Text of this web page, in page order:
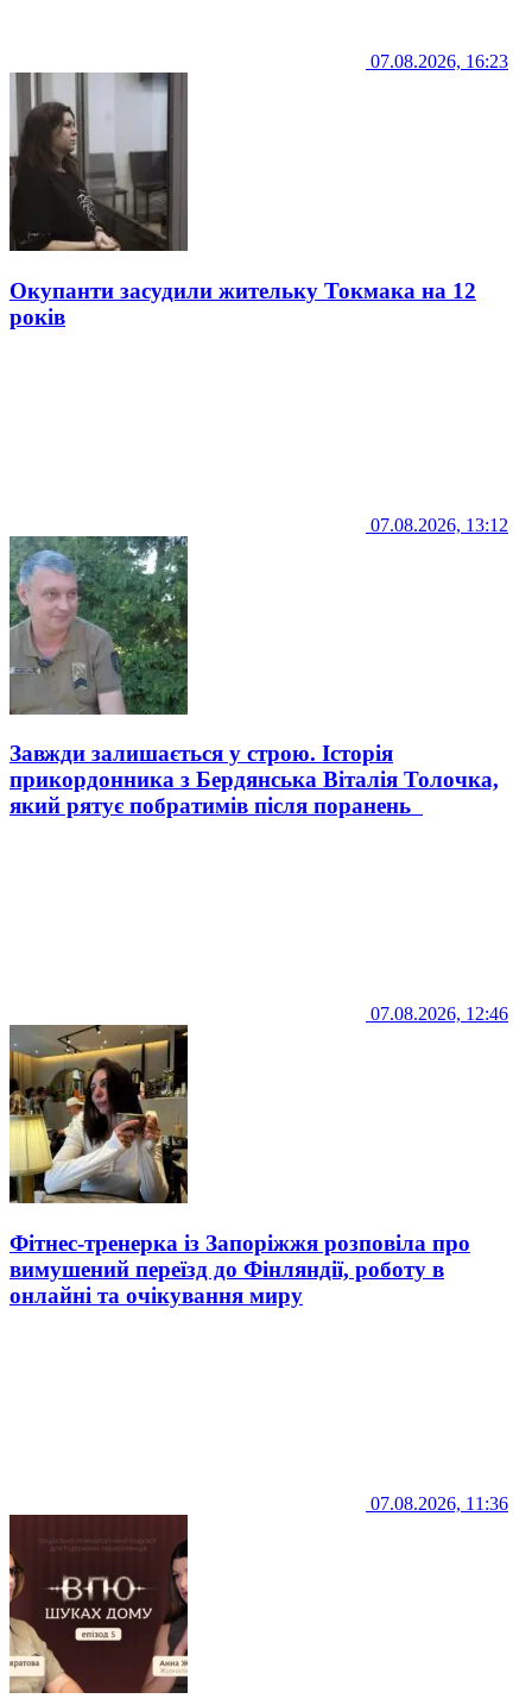
07.08.2026, 16:23
Окупанти засудили жительку Токмака на 12
років
07.08.2026, 13:12
Завжди залишається у строю. Історія
прикордонника з Бердянська Віталія Толочка,
який рятує побратимів після поранень
07.08.2026, 12:46
Фітнес-тренерка із Запоріжжя розповіла про
вимушений переїзд до Фінляндії, роботу в
онлайні та очікування миру
07.08.2026, 11:36